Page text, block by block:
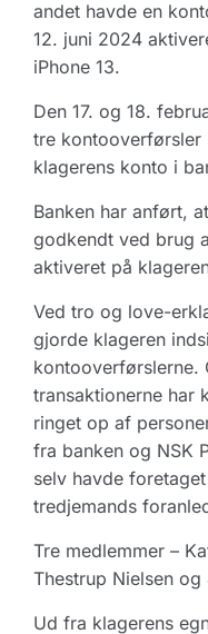
andet havde en
12. juni 2024
iPhone 13.
Den 17. og 18.
tre kontooverførsler
klagerens konto i
Banken har anført,
godkendt ved brug
aktiveret på
Ved tro og love-
gjorde klageren
kontooverførslerne.
transaktionerne har
ringet op af
fra banken og NSK
selv havde
tredjemands
Tre medlemmer –
Thestrup Nielsen
Ud fra klagerens